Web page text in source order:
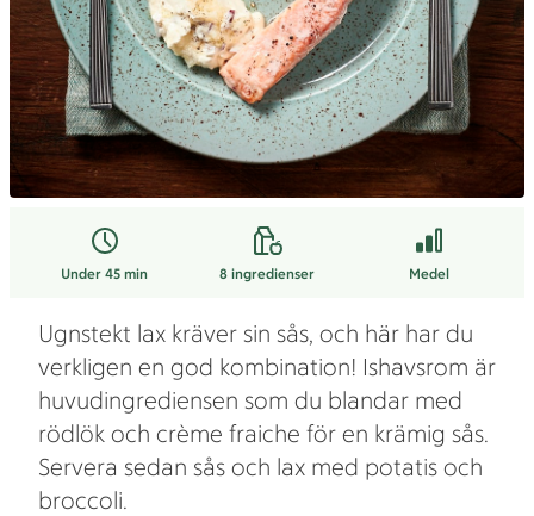
Under 45 min 8 ingredienser Medel
Ugnstekt lax kräver sin sås, och här har du
verkligen en god kombination! Ishavsrom är
huvudingrediensen som du blandar med
rödlök och crème fraiche för en krämig sås.
Servera sedan sås och lax med potatis och
broccoli.